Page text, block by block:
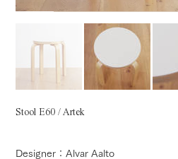
Stool E60 / Artek
Designer：Alvar Aalto